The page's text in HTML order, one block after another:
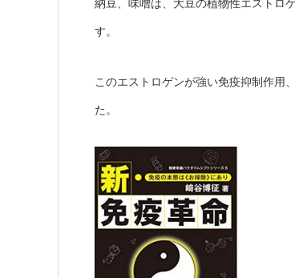
納豆、味噌は、大豆の植物性エストロ
す。
このエストロゲンが強い免疫抑制作用
た。